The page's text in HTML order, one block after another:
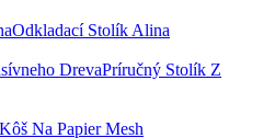
Odkladací Stolík Alina
Príručný Stolík Z
Kôš Na Papier Mesh